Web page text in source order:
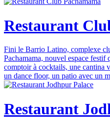
Restaurant
Fini le Barrio Latino, complexe
Pachamama, nouvel espace festif
comptoir à cocktails, une cantina
un dance floor, un patio avec un
Restaurant